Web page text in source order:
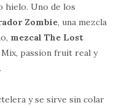
hielo. Uno de los
Zombie, una mezcla
mezcal The Lost
passion fruit real y
y se sirve sin colar